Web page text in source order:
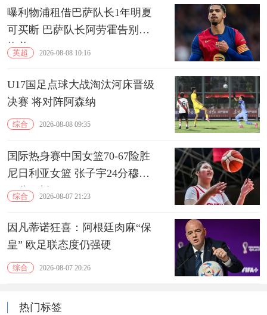
曝利物浦租借巴萨队长1年明夏
可买断 巴萨队长阿劳霍告别诺
坎普
英超 2026-08-08 10:16
U17国足点球大战淘汰河床晋级
决赛 将对阵阿森纳
综合 2026-08-08 09:35
国际热身赛中国女篮70-67险胜
尼日利亚女篮 张子宇24分穆萨
15分10板
综合 2026-08-07 21:23
因凡蒂诺狂喜：阿根廷肉麻“保
皇” 欧足联态度仍强硬
综合 2026-08-07 20:26
热门标签